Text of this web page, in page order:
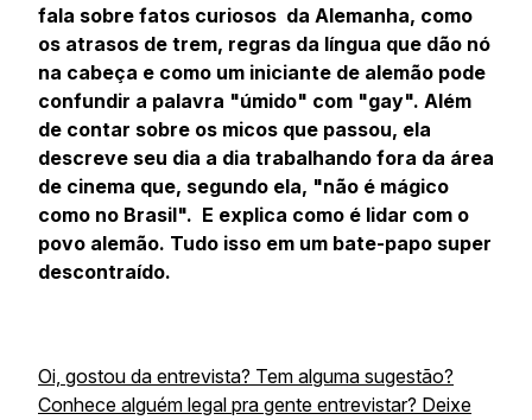
fala sobre fatos curiosos da Alemanha, como
os atrasos de trem, regras da língua que dão nó
na cabeça e como um iniciante de alemão pode
confundir a palavra "úmido" com "gay". Além
de contar sobre os micos que passou, ela
descreve seu dia a dia trabalhando fora da área
de cinema que, segundo ela, "não é mágico
como no Brasil". E explica como é lidar com o
povo alemão. Tudo isso em um bate-papo super
descontraído.
Oi, gostou da entrevista? Tem alguma sugestão?
Conhece alguém legal pra gente entrevistar? Deixe